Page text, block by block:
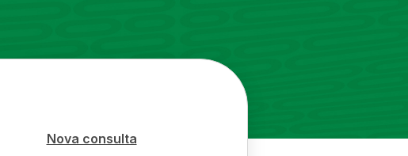
Nova consulta